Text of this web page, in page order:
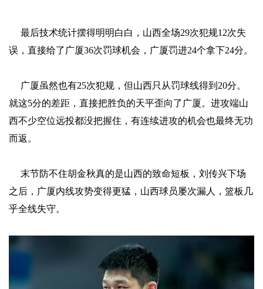
最后技术统计摆得明明白白，山西全场29次犯规12次失
误，直接给了广厦36次罚球机会，广厦罚进24个拿下24分。
广厦虽然也有25次犯规，但山西只从罚球线得到20分。
就这5分的差距，直接把胜负的天平歪向了广厦。进攻端山
西不少空位远投都没把握住，有连续进攻的机会也最终无功
而返。
末节防不住胡金秋真的是山西的致命短板，刘传兴下场
之后，广厦内线攻势变得更猛，山西球员屡次漏人，篮板几
乎全线失守。